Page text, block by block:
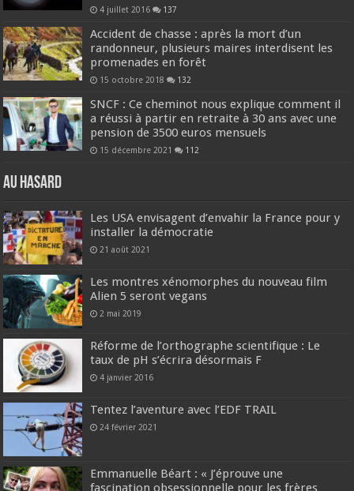
4 juillet 2016 137
Accident de chasse : après la mort d’un
randonneur, plusieurs maires interdisent les
promenades en forêt
15 octobre 2018 132
SNCF : Ce cheminot nous explique comment il
a réussi à partir en retraite à 30 ans avec une
pension de 3500 euros mensuels
15 décembre 2021 112
Au hasard
Les USA envisagent d’envahir la France pour y
installer la démocratie
21 août 2021
Les montres xénomorphes du nouveau film
Alien 5 seront vegans
2 mai 2019
Réforme de l’orthographe scientifique : Le
taux de pH s’écrira désormais F
4 janvier 2016
Tentez l’aventure avec l’EDF TRAIL
24 février 2021
Emmanuelle Béart : « J’éprouve une
fascination obsessionnelle pour les frères